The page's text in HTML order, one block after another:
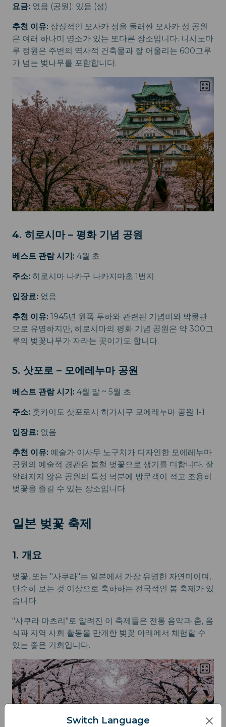
요금: 없음 (공원); 있음 (성)
추천 이유: 상징적인 오사카 성을 둘러싼 오사카 성 공원
은 여러 하나미 명소가 있는 또다른 장소입니다. 니시노마
루 정원은 주변의 역사적 건축물과 잘 어울리는 600그루
가 넘는 벚나무를 포함합니다.
4. 히로시마 – 평화 기념 공원
베스트 관람 시기: 4월 초
주소: 히로시마 나카구 나카지마초 1번지
입장료: 없음
추천 이유: 1945년 원폭 투하와 관련된 기념비와 박물관
으로 유명하지만, 히로시마의 평화 기념 공원은 약 300그
루의 벚꽃나무가 자라는 곳이기도 합니다.
5. 삿포로 – 모에레누마 공원
베스트 관람 시기: 4월 말 ~ 5월 초
주소: 홋카이도 삿포로시 히가시구 모에레누마 공원 1-1
입장료: 없음
추천 이유: 예술가 이사무 노구치가 디자인한 모에레누마
공원의 예술적 경관은 봄철 벚꽃으로 생기를 더합니다. 잘
알려지지 않은 공원의 특성 덕분에 방문객이 적고 조용히
벚꽃을 즐길 수 있는 장소입니다.
일본 벚꽃 축제
1. 개요
벚꽃, 또는 "사쿠라"는 일본에서 가장 유명한 자연미이며,
단순히 보는 것 이상으로 축하하는 전국적인 봄 축제가 있
습니다.
"사쿠라 마츠리"로 알려진 이 축제들은 전통 음악과 춤, 음
식과 지역 사회 활동을 만개한 벚꽃 아래에서 체험할 수
있는 좋은 기회입니다.
Switch Language